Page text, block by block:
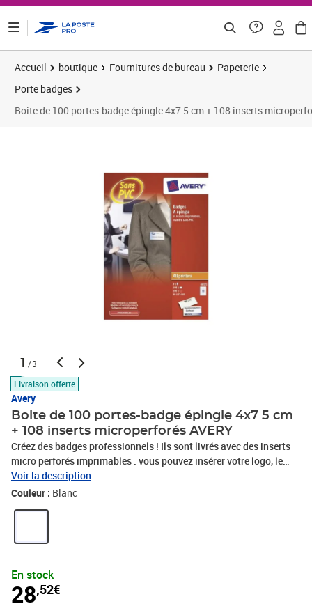
Accueil boutique Fournitures de bureau
Papeterie
Porte badges
Boite de 100 portes-badge épingle 4x7 5 cm + 108 inserts
1 /3
Livraison offerte
Avery
Boite de 100 portes-badge épingle 4x7 5 cm
+ 108 inserts microperforés AVERY
Créez des badges professionnels ! Ils sont livrés avec des inserts
micro perforés imprimables : vous pouvez insérer votre logo, le
nom de l'événement, le nom et la fonction du visiteur, etc.
Ecologiques : ne contiennent pas de PVC. Système d'attache par
sans PVC
Voir la description
Couleur : Blanc
En stock
28,52€